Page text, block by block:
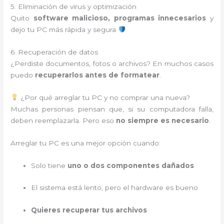
5. Eliminación de virus y optimización
Quito software malicioso, programas innecesarios y
dejo tu PC más rápida y segura
6. Recuperación de datos
¿Perdiste documentos, fotos o archivos? En muchos casos
puedo recuperarlos antes de formatear
¿Por qué arreglar tu PC y no comprar una nueva?
Muchas personas piensan que, si su computadora falla,
deben reemplazarla. Pero eso no siempre es necesario
Arreglar tu PC es una mejor opción cuando:
Solo tiene uno o dos componentes dañados
El sistema está lento, pero el hardware es bueno
Quieres recuperar tus archivos